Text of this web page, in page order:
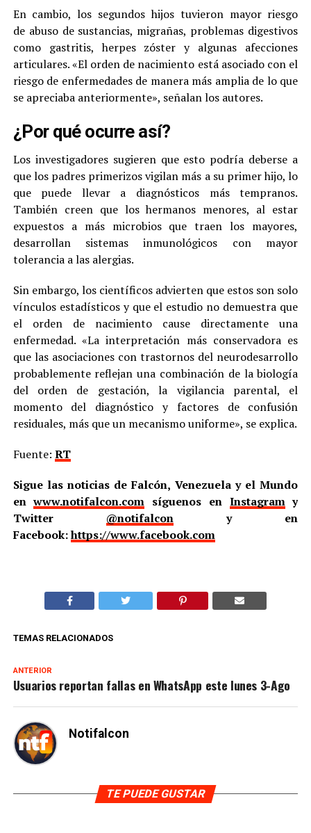
En cambio, los segundos hijos tuvieron mayor riesgo
de abuso de sustancias, migrañas, problemas digestivos
como gastritis, herpes zóster y algunas afecciones
articulares. «El orden de nacimiento está asociado con el
riesgo de enfermedades de manera más amplia de lo que
se apreciaba anteriormente», señalan los autores.
¿Por qué ocurre así?
Los investigadores sugieren que esto podría deberse a
que los padres primerizos vigilan más a su primer hijo, lo
que puede llevar a diagnósticos más tempranos.
También creen que los hermanos menores, al estar
expuestos a más microbios que traen los mayores,
desarrollan sistemas inmunológicos con mayor
tolerancia a las alergias.
Sin embargo, los científicos advierten que estos son solo
vínculos estadísticos y que el estudio no demuestra que
el orden de nacimiento cause directamente una
enfermedad. «La interpretación más conservadora es
que las asociaciones con trastornos del neurodesarrollo
probablemente reflejan una combinación de la biología
del orden de gestación, la vigilancia parental, el
momento del diagnóstico y factores de confusión
residuales, más que un mecanismo uniforme», se explica.
Fuente: RT
Sigue las noticias de Falcón, Venezuela y el Mundo
enwww.notifalcon.com síguenos en Instagramy
Twitter @notifalcony en
Facebook:https://www.facebook.com
TEMAS RELACIONADOS
ANTERIOR
Usuarios reportan fallas en WhatsApp este lunes 3-Ago
Notifalcon
TE PUEDE GUSTAR